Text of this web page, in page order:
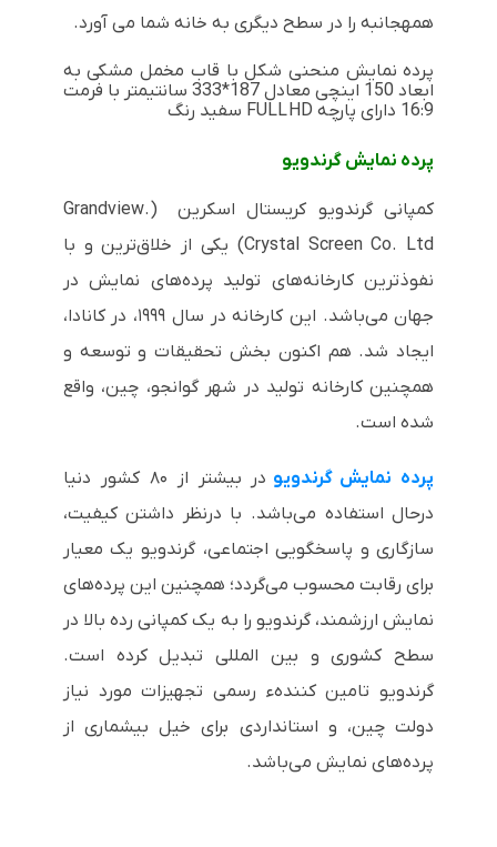
همهجانبه را در سطح دیگری به خانه شما می آورد.
پرده نمایش منحنی شکل با قاب مخمل مشکی به
ابعاد 150 اینچی معادل 187*333 سانتیمتر با فرمت
16:9 دارای پارچه FULL
HD سفید رنگ
پرده نمایش گرندویو
کمپانی گرندویو کریستال اسکرین (.Grandview
Crystal Screen Co. Ltd) یکی از خلاق‌ترین و با
نفوذترین کارخانه‌های تولید پرده‌های نمایش در
جهان می‌باشد. این کارخانه در سال ۱۹۹۹، در کانادا،
ایجاد شد. هم اکنون بخش تحقیقات و توسعه و
همچنین کارخانه تولید در شهر گوانجو، چین، واقع
شده است.
پرده‌ نمایش گرندویو
در بیشتر از ۸۰ کشور دنیا
درحال استفاده می‌باشد. با درنظر داشتن کیفیت،
سازگاری و پاسخگویی اجتماعی، گرندویو یک معیار
برای رقابت محسوب می‌گردد؛ همچنین این پرده‌های
نمایش ارزشمند، گرندویو را به یک کمپانی رده بالا در
سطح کشوری و بین المللی تبدیل کرده است.
گرندویو تامین کنندهء رسمی تجهیزات مورد نیاز
دولت چین، و استانداردی برای خیل بیشماری از
پرده‌های نمایش می‌باشد.